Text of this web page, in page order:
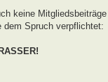
keine
dem Spruch verpflichtet: